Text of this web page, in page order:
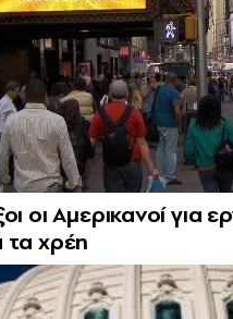
οι Αμερικανοί για
τα χρέη